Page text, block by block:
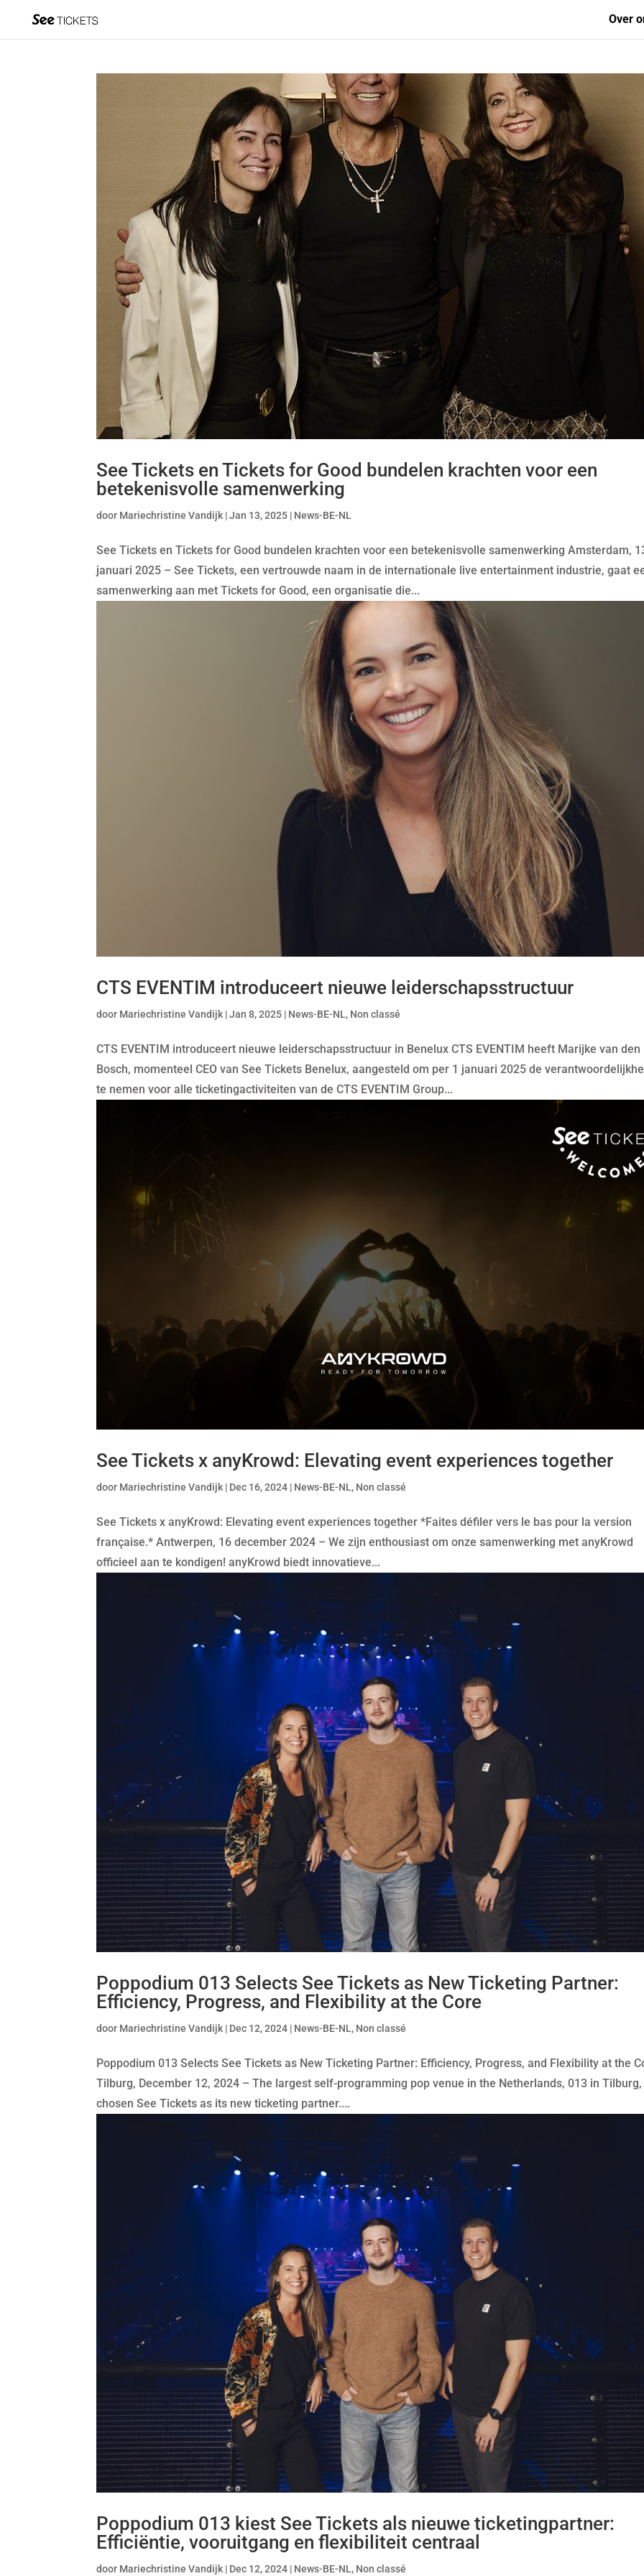
Over
See Tickets en Tickets for Good bundelen krachten voor een
betekenisvolle samenwerking
door Mariechristine Vandijk |Jan 13, 2025 | News-BE-NL
See Tickets en Tickets for Good bundelen krachten voor een betekenisvolle samenwerking Amsterdam,
januari 2025 – See Tickets, een vertrouwde naam in de internationale live entertainment industrie, gaat
samenwerking aan met Tickets for Good, een organisatie die...
CTS EVENTIM introduceert nieuwe leiderschapsstructuur
door Mariechristine Vandijk |Jan 8, 2025 | News-BE-NL, Non classé
CTS EVENTIM introduceert nieuwe leiderschapsstructuur in Benelux CTS EVENTIM heeft Marijke van den
Bosch, momenteel CEO van See Tickets Benelux, aangesteld om per 1 januari 2025 de
te nemen voor alle ticketingactiviteiten van de CTS EVENTIM Group...
See Tickets x anyKrowd: Elevating event experiences together
door Mariechristine Vandijk | Dec 16, 2024 | News-BE-NL, Non classé
See Tickets x anyKrowd: Elevating event experiences together *Faites défiler vers le bas pour la version
française.* Antwerpen, 16 december 2024 – We zijn enthousiast om onze samenwerking met anyKrowd
officieel aan te kondigen! anyKrowd biedt innovatieve...
Poppodium 013 Selects See Tickets as New Ticketing Partner:
Efficiency, Progress, and Flexibility at the Core
door Mariechristine Vandijk | Dec 12, 2024 | News-BE-NL, Non classé
Poppodium 013 Selects See Tickets as New Ticketing Partner: Efficiency, Progress, and Flexibility at the
Tilburg, December 12, 2024 – The largest self-programming pop venue in the Netherlands, 013 in
chosen See Tickets as its new ticketing partner....
Poppodium 013 kiest See Tickets als nieuwe ticketingpartner:
Efficiëntie, vooruitgang en flexibiliteit centraal
door Mariechristine Vandijk | Dec 12, 2024 | News-BE-NL, Non classé